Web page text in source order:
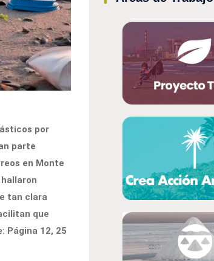
por
parte
en Monte
tan clara
que
Página 12, 25